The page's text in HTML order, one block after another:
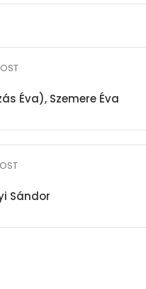
Éva), Szemere Éva
Sándor